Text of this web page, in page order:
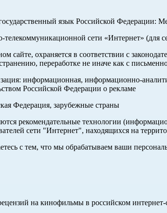
язык Российской Федерации:
сети «Интернет» (для
сайте, охраняется в соответствии с
переработке не иначе как с
информационная, информационно-
Российской Федерации о рекламе
Федерация, зарубежные страны
рекомендательные технологии
сети "Интернет", находящихся на
с тем, что мы обрабатываем ваши
на кинофильмы в российском интернет-